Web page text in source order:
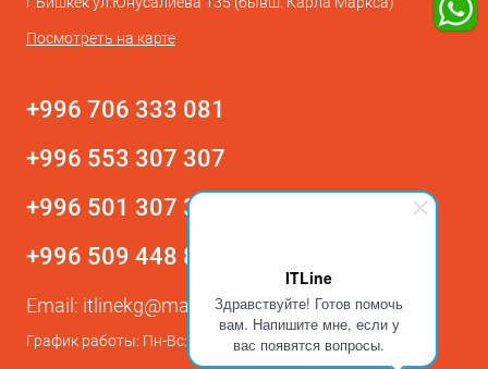
ITLine
Здравствуйте! Готов помочь
вам. Напишите мне, если у
вас появятся вопросы.
Посмотреть на карте
+996 706 333 081
+996 553 307 307
+996 501 307 307
+996 509 448 800
Email: itlinekg@mail.ru
График работы: Пн-Вс: с 9:00 до 21:00